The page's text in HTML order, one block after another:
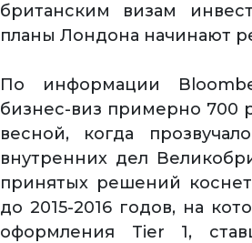
британским визам
планы Лондона начинают
По информации
бизнес-виз примерно 700
весной, когда
внутренних дел
принятых решений
до 2015-2016 годов, на
оформления Tier 1,